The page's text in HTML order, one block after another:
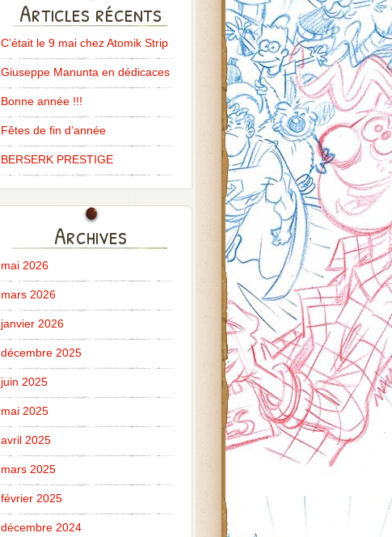
Articles récents
C’était le 9 mai chez Atomik Strip
Giuseppe Manunta en dédicaces
Bonne année !!!
Fêtes de fin d’année
BERSERK PRESTIGE
Archives
mai 2026
mars 2026
janvier 2026
décembre 2025
juin 2025
mai 2025
avril 2025
mars 2025
février 2025
décembre 2024